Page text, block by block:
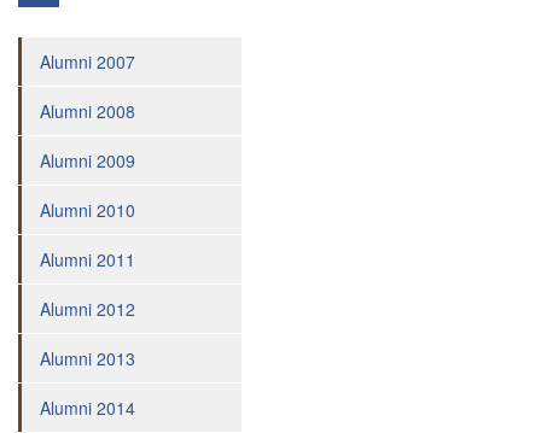
Organizational
Facilities
Achievments
Penguatan
TEAM
Alumni 2007
Alumni 2008
Alumni 2009
Alumni 2010
Alumni 2011
Alumni 2012
Alumni 2013
Alumni 2014